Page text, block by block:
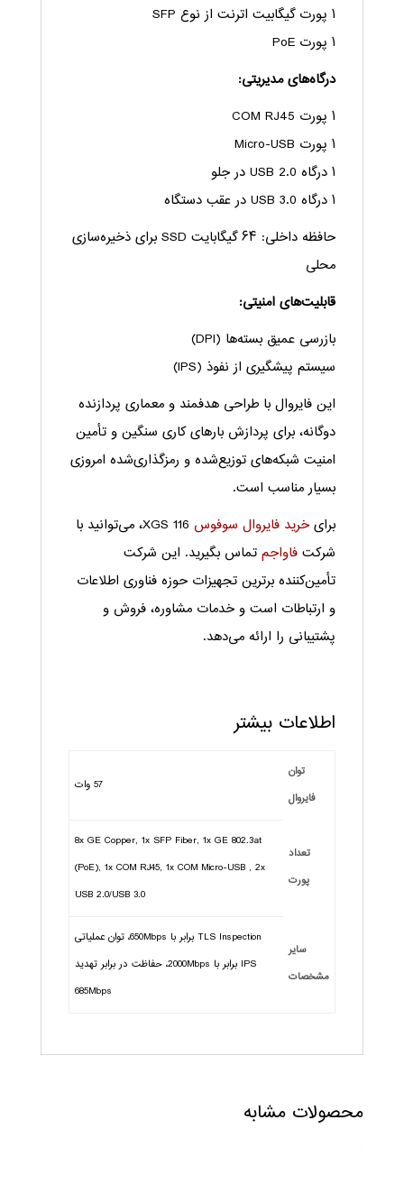
۱ پورت گیگابیت اترنت از نوع SFP
۱ پورت PoE
درگاه‌های مدیریتی:
۱ پورت COM RJ45
۱ پورت Micro-USB
۱ درگاه USB 2.0 در جلو
۱ درگاه USB 3.0 در عقب دستگاه
حافظه داخلی: ۶۴ گیگابایت SSD برای ذخیره‌سازی
محلی
قابلیت‌های امنیتی:
بازرسی عمیق بسته‌ها (DPI)
سیستم پیشگیری از نفوذ (IPS)
این فایروال با طراحی هدفمند و معماری پردازنده
دوگانه، برای پردازش بارهای کاری سنگین و تأمین
امنیت شبکه‌های توزیع‌شده و رمزگذاری‌شده امروزی
بسیار مناسب است.
برای خرید فایروال سوفوس
XGS 116، می‌توانید با
شرکت فاواجمتماس بگیرید. این شرکت
تأمین‌کننده برترین تجهیزات حوزه فناوری اطلاعات
و ارتباطات است و خدمات مشاوره، فروش و
پشتیبانی را ارائه می‌دهد.
اطلاعات بیشتر
توان
فایروال
57 وات
تعداد
پورت
8x GE Copper, 1x SFP Fiber, 1x GE 802.3at
(PoE), 1x COM RJ45, 1x COM Micro-USB , 2x
USB 2.0/USB 3.0
سایر
مشخصات
TLS Inspection برابر با 650Mbps، توان عملیاتی
IPS برابر با 2000Mbps، حفاظت در برابر تهدید
685Mbps
محصولات مشابه